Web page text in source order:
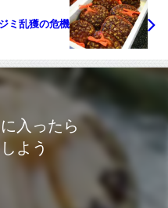
ミ乱獲の危機
入ったら
よう